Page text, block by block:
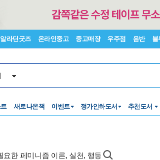
알라딘굿즈 온라인중고 중고매장 우주점 음반 블
새로나온책 이벤트 정가인하도서 추천도서
요한 페미니즘 이론, 실천, 행동